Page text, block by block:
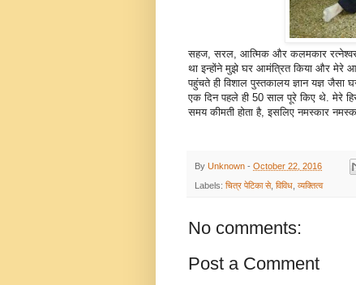
सहज, सरल, आत्मिक और कलमकार रत्नेश्वर
था इन्होंने मुझे घर आमंत्रित किया और मेरे
पहुंचते ही विशाल पुस्तकालय ज्ञान यज्ञ जैसा
एक दिन पहले ही 50 साल पूरे किए थे. मेरे
समय कीमती होता है, इसलिए नमस्कार
By Unknown - October 22, 2016
Labels: चित्र पेटिका से, विविध, व्यक्तित्व
No comments:
Post a Comment